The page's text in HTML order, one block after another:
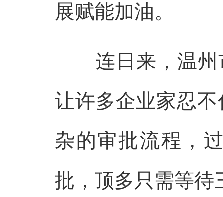
展赋能加油。
连日来，温州
让许多企业家忍
杂的审批流程，
批，顶多只需等待